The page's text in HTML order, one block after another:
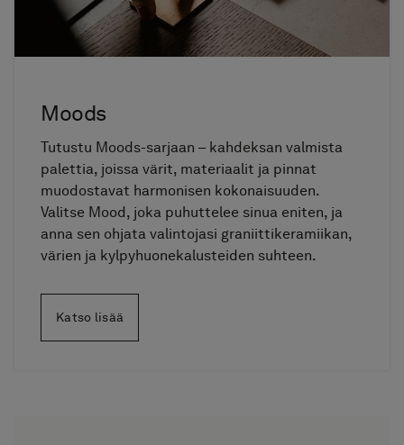
Moods
Tutustu Moods-sarjaan – kahdeksan valmista
palettia, joissa värit, materiaalit ja pinnat
muodostavat harmonisen kokonaisuuden.
Valitse Mood, joka puhuttelee sinua eniten, ja
anna sen ohjata valintojasi graniittikeramiikan,
värien ja kylpyhuonekalusteiden suhteen.
Katso lisää